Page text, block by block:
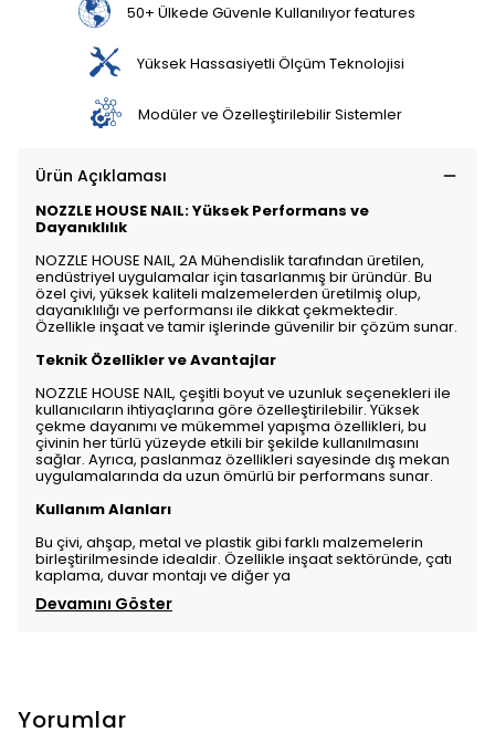
50+ Ülkede Güvenle Kullanılıyor features
Yüksek Hassasiyetli Ölçüm Teknolojisi
Modüler ve Özelleştirilebilir Sistemler
Ürün Açıklaması
NOZZLE HOUSE NAIL: Yüksek Performans ve
Dayanıklılık
NOZZLE HOUSE NAIL, 2A Mühendislik tarafından üretilen,
endüstriyel uygulamalar için tasarlanmış bir üründür. Bu
özel çivi, yüksek kaliteli malzemelerden üretilmiş olup,
dayanıklılığı ve performansı ile dikkat çekmektedir.
Özellikle inşaat ve tamir işlerinde güvenilir bir çözüm sunar.
Teknik Özellikler ve Avantajlar
NOZZLE HOUSE NAIL, çeşitli boyut ve uzunluk seçenekleri ile
kullanıcıların ihtiyaçlarına göre özelleştirilebilir. Yüksek
çekme dayanımı ve mükemmel yapışma özellikleri, bu
çivinin her türlü yüzeyde etkili bir şekilde kullanılmasını
sağlar. Ayrıca, paslanmaz özellikleri sayesinde dış mekan
uygulamalarında da uzun ömürlü bir performans sunar.
Kullanım Alanları
Bu çivi, ahşap, metal ve plastik gibi farklı malzemelerin
birleştirilmesinde idealdir. Özellikle inşaat sektöründe, çatı
kaplama, duvar montajı ve diğer ya
Devamını Göster
Yorumlar